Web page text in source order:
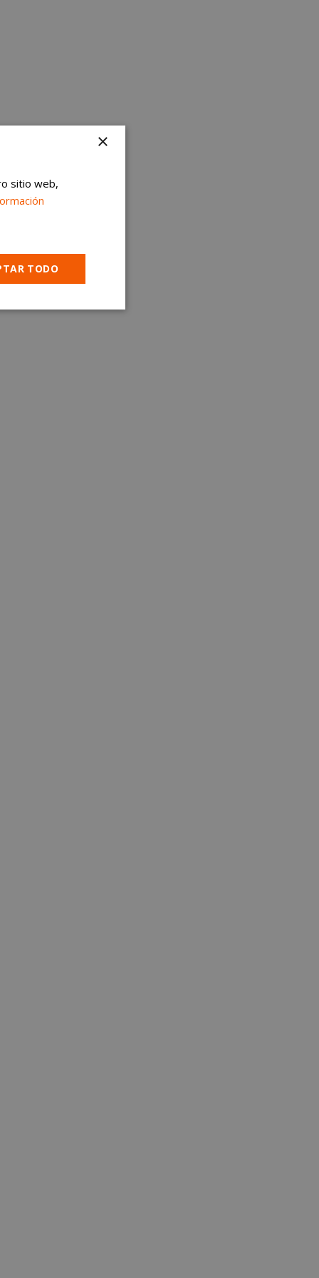
×
sitio web,
TODO
Cookies no
OpenX para
específicos.
en lugar
origen, no se
de videos
esta cookie
web.
para